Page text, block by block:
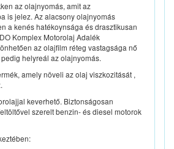
az olajnyomás, amit az
is jelez. Az alacsony olajnyomás
a kenés hatékoynsága és drasztikusan
Komplex Motorolaj Adalék
az olajfilm réteg vastagsága nő
helyreál az olajnyomás.
amely növeli az olaj viszkozitását ,
keverhető. Biztonságosan
szerelt benzin- és diesel motorok